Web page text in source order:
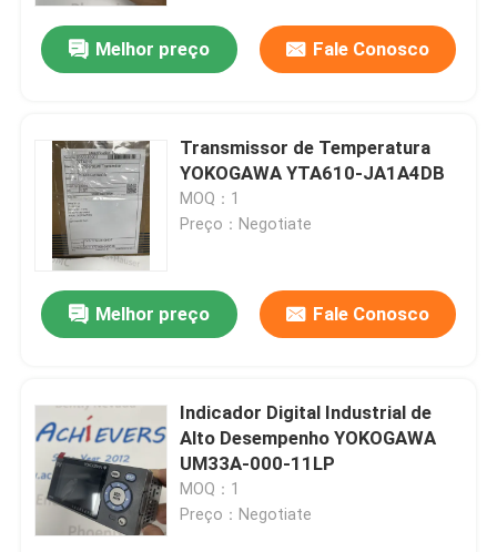
Produtos
Sobre nós
Melhor preço Fale Conosco
Transmissor de Temperatura
YOKOGAWA YTA610-JA1A4DB
MOQ：1
Preço：Negotiate
Melhor preço Fale Conosco
Indicador Digital Industrial de
Alto Desempenho YOKOGAWA
UM33A-000-11LP
MOQ：1
Preço：Negotiate